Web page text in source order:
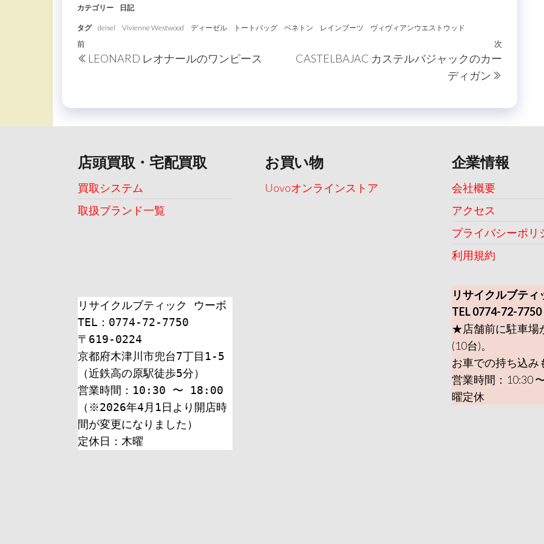
カテゴリー 日記
タグ deisel Vivienne Westwood ディーゼル トートバッグ ベネトン レインブーツ ヴィヴィアンウエストウッド
投
稿
ビ
ゲ
シ
ョ
ン
過
去
前
LEONARD レオナールのワンピース
次
次
CASTELBAJAC カステルバジャックのカー
ディガン
店頭買取・宅配買取
買取システム
取扱ブランド一覧
お買い物
Uovoオンラインストア
企業情報
会社概要
アクセス
プライバシーポリ
利用規約
リサイクルブティック ウーボ
TEL：0774-72-7750
〒619-0224
京都府木津川市兜台7丁目1-5
（近鉄高の原駅徒歩5分）
営業時間：10:30 〜 18:00
（※2026年4月1日より開店時
間が変更になりました）
定休日：木曜
リサイクルブティ
TEL 0774-72-7750
★店舗前に駐車場
(10台)。
お車での持ち込み
営業時間：10:30
曜定休